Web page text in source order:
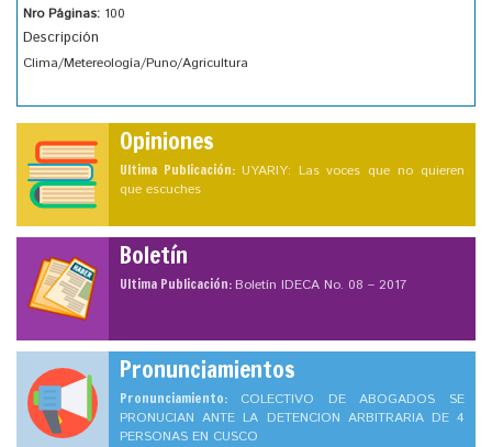
Nro Páginas: 100
Descripción
Clima/Metereología/Puno/Agricultura
Opiniones
Ultima Publicación: UYARIY: Las voces que no quieren
que escuches
Boletín
Ultima Publicación:Boletín IDECA No. 08 – 2017
Pronunciamientos
Pronunciamiento: COLECTIVO DE ABOGADOS SE
PRONUCIAN ANTE LA DETENCION ARBITRARIA DE 4
PERSONAS EN CUSCO